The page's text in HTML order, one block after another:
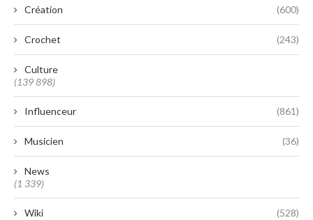
Création (600)
Crochet (243)
Culture
(139 898)
Influenceur (861)
Musicien (36)
News
(1 339)
Wiki (528)